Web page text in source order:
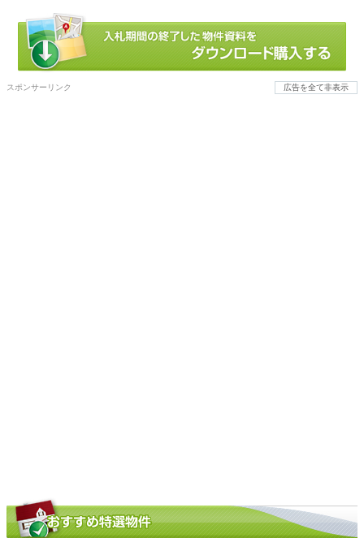
スポンサーリンク 広告を全て非表示